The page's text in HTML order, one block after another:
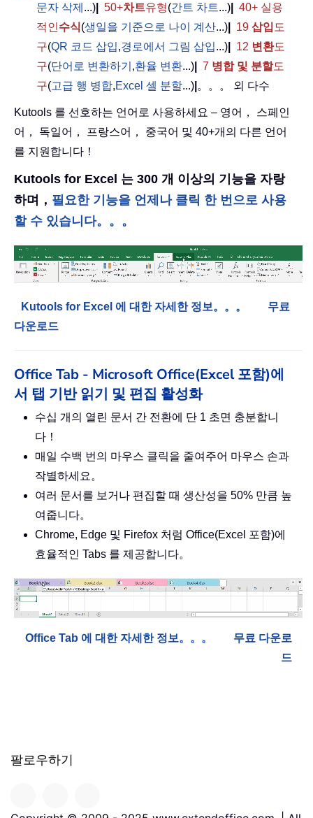
문자 삭제 ...) 50+차트유형(간트 차트...)
40+ 실용
적인수식(생일을 기준으로 나이 계산...) 19 삽입 도
구(QR 코드 삽입,경로에서 그림 삽입...) 12 변환도
구(단어로 변환하기 ,환율 변환...) 7 병합 및 분할도
구(고급 행 병합,Excel 셀 분할...) 。。。 외 다수
Kutools 를 선호하는 언어로 사용하세요 – 영어， 스페인
어， 독일어， 프랑스어， 중국어 및 40+개의 다른 언어
를 지원합니다！
Kutools for Excel 는 300 개 이상의 기능을 자랑
하며， 필요한 기능을 언제나 클릭 한 번으로 사용
할 수 있습니다。。。
Kutools for Excel 에 대한 자세한 정보。。。
무료
다운로드
Office Tab - Microsoft Office(Excel 포함)에
서 탭 기반 읽기 및 편집 활성화
수십 개의 열린 문서 간 전환에 단 1 초면 충분합니
다！
매일 수백 번의 마우스 클릭을 줄여주어 마우스 손과
작별하세요。
여러 문서를 보거나 편집할 때 생산성을 50% 만큼 높
여줍니다。
Chrome, Edge 및 Firefox 처럼 Office(Excel 포함)에
효율적인 Tabs 를 제공합니다。
Office Tab 에 대한 자세한 정보。。。
무료 다운로
드
팔로우하기